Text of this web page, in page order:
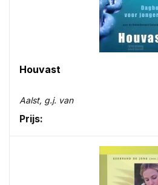
Houvast
Aalst, g.j. van
Prijs: